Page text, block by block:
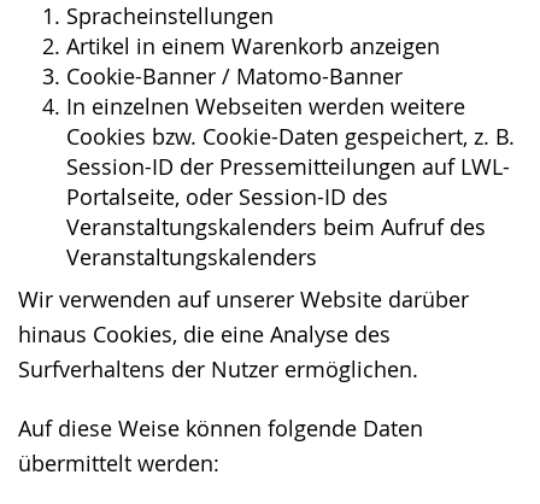
Spracheinstellungen
Artikel in einem Warenkorb anzeigen
Cookie-Banner / Matomo-Banner
In einzelnen Webseiten werden weitere
Cookies bzw. Cookie-Daten gespeichert, z. B.
Session-ID der Pressemitteilungen auf LWL-
Portalseite, oder Session-ID des
Veranstaltungskalenders beim Aufruf des
Veranstaltungskalenders
Wir verwenden auf unserer Website darüber
hinaus Cookies, die eine Analyse des
Surfverhaltens der Nutzer ermöglichen.
Auf diese Weise können folgende Daten
übermittelt werden: